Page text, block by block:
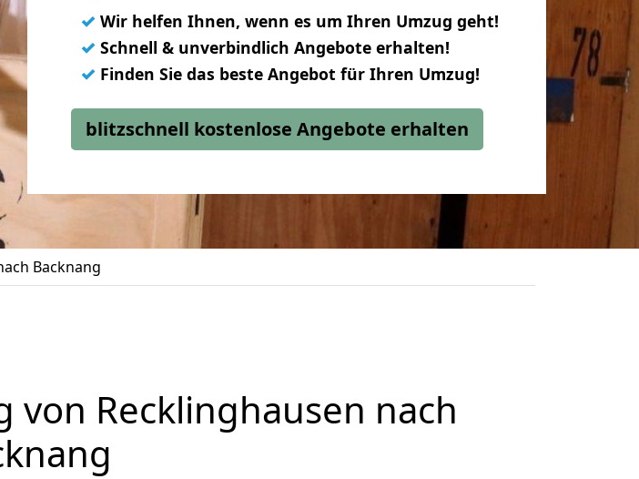
✓ Wir helfen Ihnen, wenn es um Ihren Umzug geht!
✓ Schnell & unverbindlich Angebote erhalten!
✓ Finden Sie das beste Angebot für Ihren Umzug!
blitzschnell kostenlose Angebote erhalten
Backnang
Recklinghausen nach